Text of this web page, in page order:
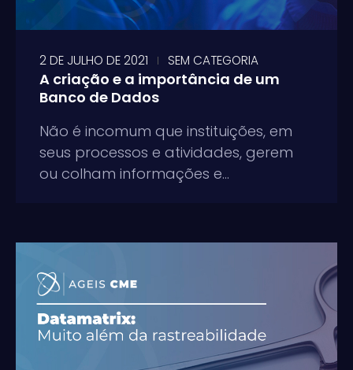
2 DE JULHO DE 2021 SEM CATEGORIA
A criação e a importância de um
Banco de Dados
Não é incomum que instituições, em
seus processos e atividades, gerem
ou colham informações e...